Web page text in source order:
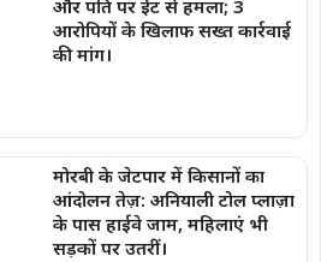
और पति पर ईंट से हमला; 3
आरोपियों के खिलाफ सख्त कार्रवाई
की मांग।
मोरबी के जेटपार में किसानों का
आंदोलन तेज़: अनियाली टोल प्लाज़ा
के पास हाईवे जाम, महिलाएं भी
सड़कों पर उतरीं।